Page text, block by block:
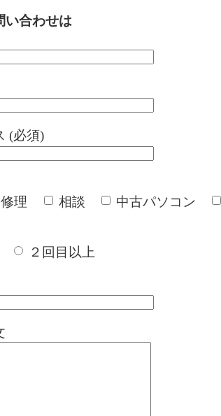
い合わせは
(必須)
修理 相談 中古パソコン
２回目以上